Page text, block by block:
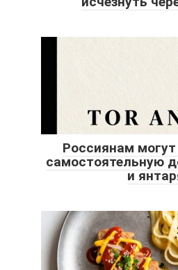
Россиянам
самостоятельную
и